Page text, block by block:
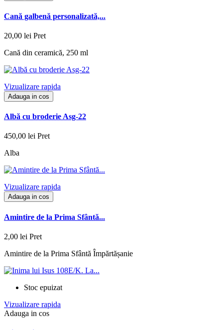
Cană galbenă personalizată,...
20,00 lei Pret
Cană din ceramică, 250 ml
Vizualizare rapida
Adauga in cos
Albă cu broderie Asg-22
450,00 lei Pret
Alba
Vizualizare rapida
Adauga in cos
Amintire de la Prima Sfântă...
2,00 lei Pret
Amintire de la Prima Sfântă Împărtășanie
Stoc epuizat
Vizualizare rapida
Adauga in cos